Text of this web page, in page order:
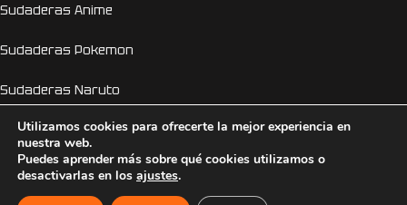
Sudaderas Anime
Sudaderas Pokemon
Sudaderas Naruto
Personalizador Online
Camisetas despedida de soltera y soltero
Utilizamos cookies para ofrecerte la mejor experiencia en
nuestra web.
Puedes aprender más sobre qué cookies utilizamos o
desactivarlas en los ajustes.